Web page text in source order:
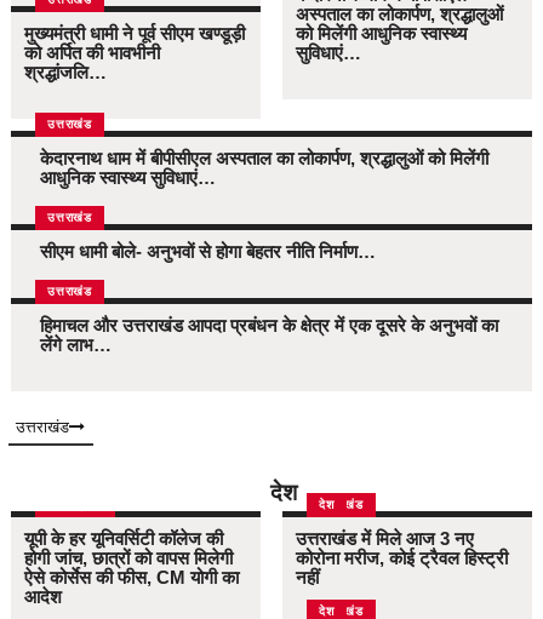
मुख्यमंत्री धामी ने पूर्व सीएम खण्डूड़ी
को अर्पित की भावभीनी
श्रद्धांजलि…
अस्पताल का लोकार्पण, श्रद्धालुओं
को मिलेंगी आधुनिक स्वास्थ्य
सुविधाएं…
उत्तराखंड
केदारनाथ धाम में बीपीसीएल अस्पताल का लोकार्पण, श्रद्धालुओं को मिलेंगी
आधुनिक स्वास्थ्य सुविधाएं…
उत्तराखंड
सीएम धामी बोले- अनुभवों से होगा बेहतर नीति निर्माण…
उत्तराखंड
हिमाचल और उत्तराखंड आपदा प्रबंधन के क्षेत्र में एक दूसरे के अनुभवों का
लेंगे लाभ…
उत्तराखंड
देश
यूपी के हर यूनिवर्सिटी कॉलेज की
होगी जांच, छात्रों को वापस मिलेगी
ऐसे कोर्सेस की फीस, CM योगी का
आदेश
उत्तराखंड
देश
उत्तराखंड में मिले आज 3 नए
कोरोना मरीज, कोई ट्रैवल हिस्ट्री
नहीं
उत्तराखंड
देश